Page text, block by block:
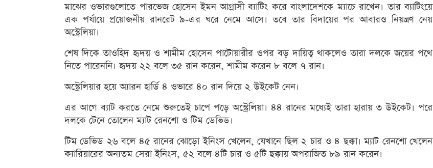
মাঝের ওভারগুলোতে পারভেজ হোসেন ইমন আগ্রাসী ব্যাটিং করে বাংলাদেশকে ম্যাচে রাখেন। তার ব্যাটিংয়ে
এক পর্যায়ে প্রয়োজনীয় রানরেট ৯-এর ঘরে নেমে আসে। তবে তার বিদায়ের পর আবারও নিয়ন্ত্রণ নেয়
অস্ট্রেলিয়া।
শেষ দিকে তাওহিদ হৃদয় ও শামীম হোসেন পাটোয়ারীর ওপর বড় দায়িত্ব থাকলেও তারা দলকে জয়ের পথে
নিতে পারেননি। হৃদয় ২২ বলে ৩৫ রান করেন, শামীম করেন ৮ বলে ৭ রান।
অস্ট্রেলিয়ার হয়ে অ্যারন হার্ডি ৪ ওভারে ৪০ রান দিয়ে ২ উইকেট নেন।
এর আগে ব্যাট করতে নেমে শুরুতেই চাপে পড়ে অস্ট্রেলিয়া। ৪৪ রানের মধ্যেই তারা হারায় ৩ উইকেট। পরে
দলকে টেনে তোলেন ম্যাট রেনশো ও টিম ডেভিড।
টিম ডেভিড ২৬ বলে ৪৫ রানের ঝোড়ো ইনিংস খেলেন, যেখানে ছিল ২ চার ও ৪ ছক্কা। ম্যাট রেনশো খেলেন
ক্যারিয়ারের অন্যতম সেরা ইনিংস, ৫২ বলে ৪টি চার ও ৫টি ছক্কায় অপরাজিত ৮৯ রান করেন।